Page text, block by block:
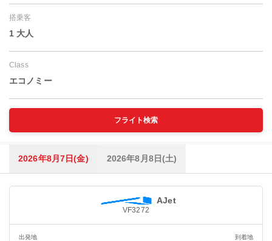
搭乗客
1 大人
Class
エコノミー
フライト検索
2026年8月7日(金) 2026年8月8日(土)
AJet
VF3272
出発地
到着地